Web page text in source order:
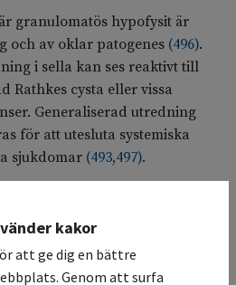
granulomatös hypofysit är
och av oklar patogenes (496).
i sella kan ses reaktivt till
Rathkes cysta eller vissa
Generaliserad utredning
för att utesluta systemiska
sjukdomar (493,497).
som karakteriseras av
och ”skummakrofager”
kolesterol i kombination med
kakor
att ge dig en bättre
Genom att surfa